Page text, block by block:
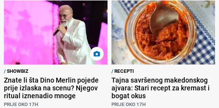
/SHOWBIZ
Znate li šta Dino Merlin pojede
prije izlaska na scenu? Njegov
ritual iznenadio mnoge
PRIJE OKO 17H
/RECEPTI
Tajna savršenog makedonskog
ajvara: Stari recept za kremast i
bogat okus
PRIJE OKO 17H